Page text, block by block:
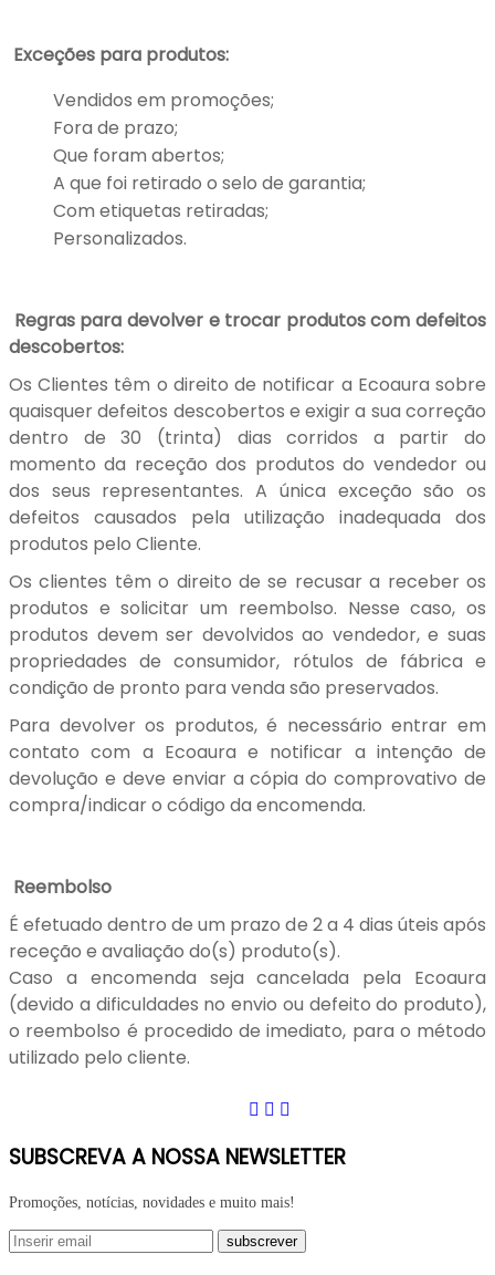
Exceções para produtos:
Vendidos em promoções;
Fora de prazo;
Que foram abertos;
A que foi retirado o selo de garantia;
Com etiquetas retiradas;
Personalizados.
Regras para devolver e trocar produtos com defeitos
descobertos:
Os Clientes têm o direito de notificar a Ecoaura sobre
quaisquer defeitos descobertos e exigir a sua correção
dentro de 30 (trinta) dias corridos a partir do
momento da receção dos produtos do vendedor ou
dos seus representantes. A única exceção são os
defeitos causados pela utilização inadequada dos
produtos pelo Cliente.
Os clientes têm o direito de se recusar a receber os
produtos e solicitar um reembolso. Nesse caso, os
produtos devem ser devolvidos ao vendedor, e suas
propriedades de consumidor, rótulos de fábrica e
condição de pronto para venda são preservados.
Para devolver os produtos, é necessário entrar em
contato com a Ecoaura e notificar a intenção de
devolução e deve enviar a cópia do comprovativo de
compra/indicar o código da encomenda.
Reembolso
É efetuado dentro de um prazo de 2 a 4 dias úteis após
receção e avaliação do(s) produto(s).
Caso a encomenda seja cancelada pela Ecoaura
(devido a dificuldades no envio ou defeito do produto),
o reembolso é procedido de imediato, para o método
utilizado pelo cliente.
SUBSCREVA A NOSSA NEWSLETTER
Promoções, notícias, novidades e muito mais!